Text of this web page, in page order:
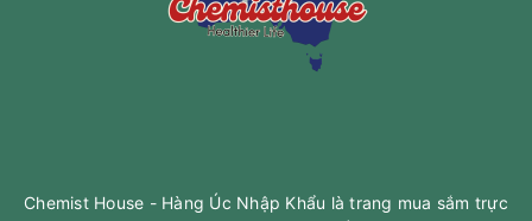
Chemist House - Hàng Úc Nhập Khẩu là trang mua sắm trực